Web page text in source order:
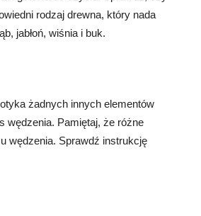
rodzaj drewna, który nada
jabłoń, wiśnia i buk.
żadnych innych elementów
wędzenia. Pamiętaj, że różne
wędzenia. Sprawdź instrukcję